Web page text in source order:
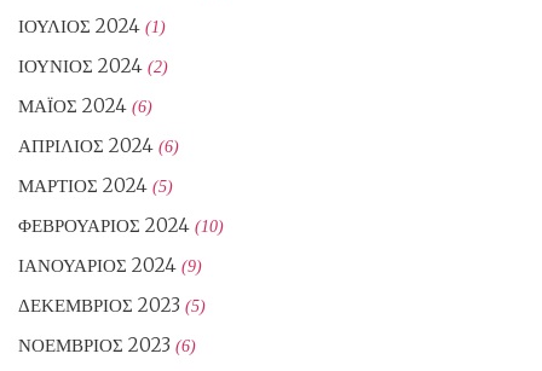
ΙΟΎΛΙΟΣ 2024 (1)
ΙΟΎΝΙΟΣ 2024 (2)
ΜΆΙΟΣ 2024 (6)
ΑΠΡΊΛΙΟΣ 2024 (6)
ΜΆΡΤΙΟΣ 2024 (5)
ΦΕΒΡΟΥΆΡΙΟΣ 2024 (10)
ΙΑΝΟΥΆΡΙΟΣ 2024 (9)
ΔΕΚΈΜΒΡΙΟΣ 2023 (5)
ΝΟΈΜΒΡΙΟΣ 2023 (6)